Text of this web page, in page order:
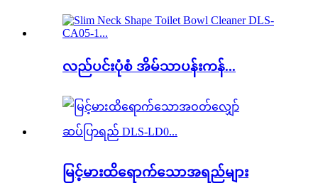
လည်ပင်းပုံစံ အိမ်သာပန်းကန်...
မြင့်မားထိရောက်သောအရည်များ